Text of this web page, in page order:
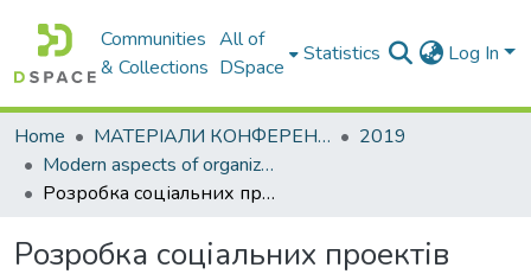
Communities
& Collections
All of
DSpace
Statistics Log In
Home МАТЕРІАЛИ КОНФЕРЕНЦІЙ
2019
Modern aspects of organizational and methodical support of environmental component of pecialists educating
Розробка соціальних проектів екологічного спрямування як практична складова підготовки магістрів-екологів
Розробка соціальних проектів